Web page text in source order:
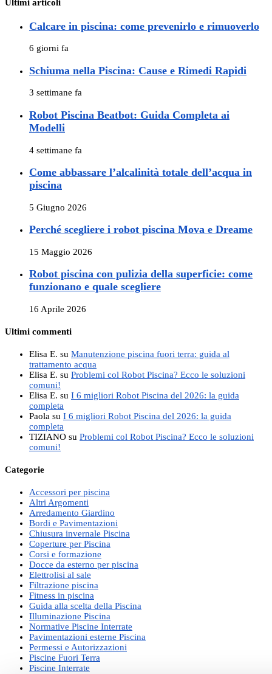
Ultimi articoli
Calcare in piscina: come prevenirlo e rimuoverlo
6 giorni fa
Schiuma nella Piscina: Cause e Rimedi Rapidi
3 settimane fa
Robot Piscina Beatbot: Guida Completa ai
Modelli
4 settimane fa
Come abbassare l’alcalinità totale dell’acqua in
piscina
5 Giugno 2026
Perché scegliere i robot piscina Mova e Dreame
15 Maggio 2026
Robot piscina con pulizia della superficie: come
funzionano e quale scegliere
16 Aprile 2026
Ultimi commenti
Elisa E. su Manutenzione piscina fuori terra: guida al
trattamento acqua
Elisa E. su Problemi col Robot Piscina? Ecco le soluzioni
comuni!
Elisa E. su I 6 migliori Robot Piscina del 2026: la guida
completa
Paola su I 6 migliori Robot Piscina del 2026: la guida
completa
TIZIANO su Problemi col Robot Piscina? Ecco le soluzioni
comuni!
Categorie
Accessori per piscina
Altri Argomenti
Arredamento Giardino
Bordi e Pavimentazioni
Chiusura invernale Piscina
Coperture per Piscina
Corsi e formazione
Docce da esterno per piscina
Elettrolisi al sale
Filtrazione piscina
Fitness in piscina
Guida alla scelta della Piscina
Illuminazione Piscina
Normative Piscine Interrate
Pavimentazioni esterne Piscina
Permessi e Autorizzazioni
Piscine Fuori Terra
Piscine Interrate